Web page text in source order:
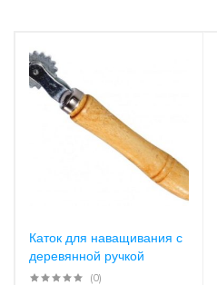
Каток для наващивания с
деревянной ручкой
(0)